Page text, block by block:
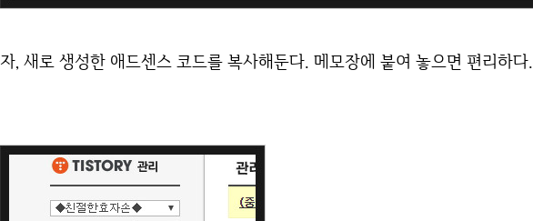
자, 새로 생성한 애드센스 코드를 복사해둔다. 메모장에 붙여 놓으면 편리하다.